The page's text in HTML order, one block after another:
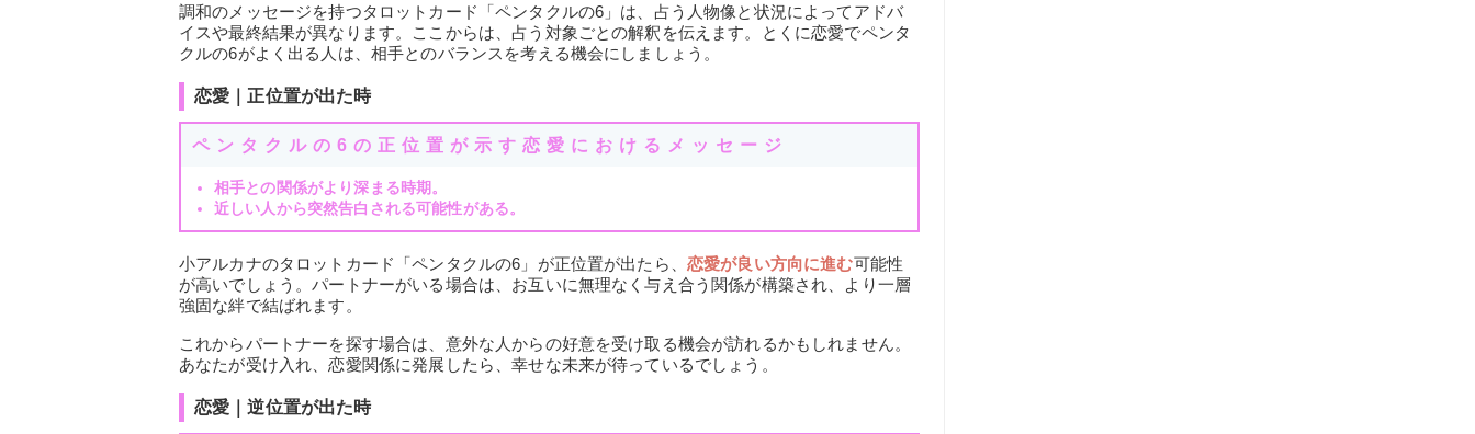
調和のメッセージを持つタロットカード「ペンタクルの6」は、占う人物像と状況によってアドバ
イスや最終結果が異なります。ここからは、占う対象ごとの解釈を伝えます。とくに恋愛でペンタ
クルの6がよく出る人は、相手とのバランスを考える機会にしましょう。
恋愛｜正位置が出た時
ペンタクルの6の正位置が示す恋愛におけるメッセージ
相手との関係がより深まる時期。
近しい人から突然告白される可能性がある。
小アルカナのタロットカード「ペンタクルの6」が正位置が出たら、 恋愛が良い方向に進む可能性
が高いでしょう。パートナーがいる場合は、お互いに無理なく与え合う関係が構築され、より一層
強固な絆で結ばれます。
これからパートナーを探す場合は、意外な人からの好意を受け取る機会が訪れるかもしれません。
あなたが受け入れ、恋愛関係に発展したら、幸せな未来が待っているでしょう。
恋愛｜逆位置が出た時